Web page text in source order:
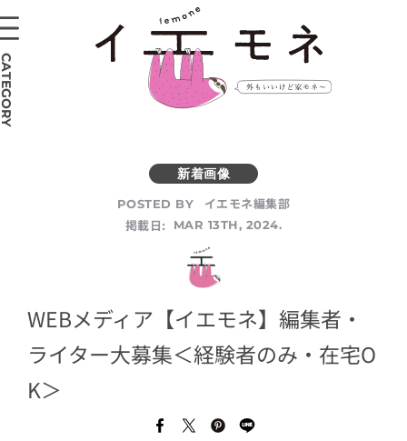
POSTED BY
イエモネ編集部
掲載日:
MAR 13TH, 2024.
WEBメディア【イエモネ】編集者・
ライター大募集＜経験者のみ・在宅O
K＞